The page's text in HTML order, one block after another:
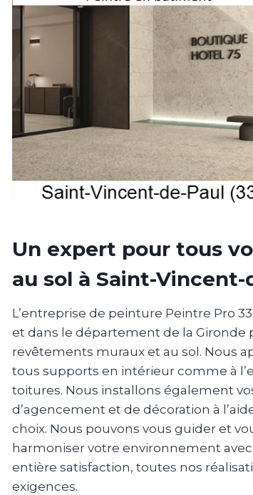
Un expert pour tous
au sol à Saint-
L’entreprise de peinture Peintre Pro
et dans le département de la Gironde
revêtements muraux et au sol. Nous
tous supports en intérieur comme à
toitures. Nous installons également
d’agencement et de décoration à
choix. Nous pouvons vous guider et
harmoniser votre environnement
entière satisfaction, toutes nos
exigences.